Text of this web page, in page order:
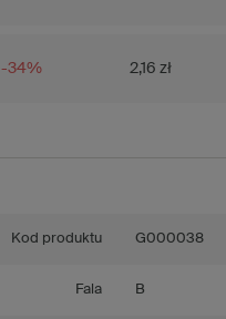
-34% 2,16 zł
Kod produktu G000038
Fala B